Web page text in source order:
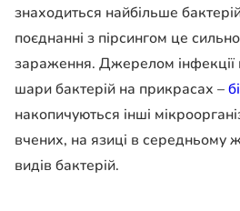
знаходиться найбільше
поєднанні з пірсингом це
зараження. Джерелом інфекції
шари бактерій на прикрасах –
накопичуються інші
вчених, на язиці в середньому
видів бактерій.